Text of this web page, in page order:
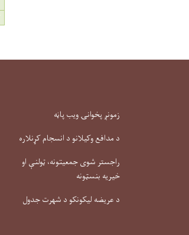
زمونږ پخوانۍ ویب پاڼه
د مدافع وکیلانو د انسجام کړنلاره
راجستر شوی جمعیتونه، ټولنې او
خیریه بنسټونه
د عریضه لیکونکو د شهرت جدول